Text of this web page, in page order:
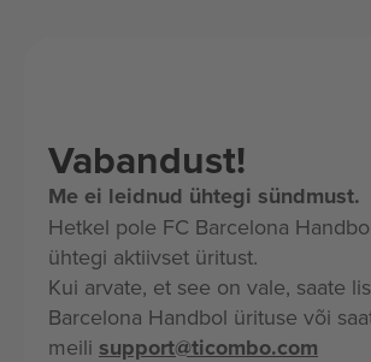
Vabandust!
Me ei leidnud ühtegi sündmust.
Hetkel pole FC Barcelona
ühtegi aktiivset üritust.
Kui arvate, et see on vale, saate
Barcelona Handbol ürituse või
meili support@ticombo.com